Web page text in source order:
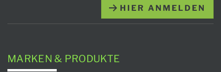
HIER ANMELDEN
MARKEN & PRODUKTE